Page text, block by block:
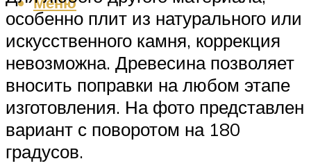
особенно плит из натурального или
искусственного камня, коррекция
невозможна. Древесина позволяет
вносить поправки на любом этапе
изготовления. На фото представлен
вариант с поворотом на 180
градусов.